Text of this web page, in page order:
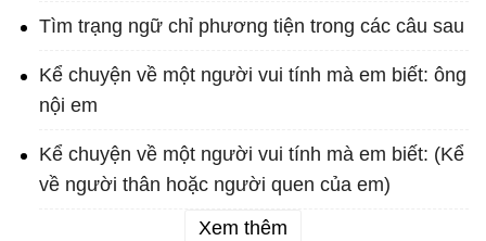
Tìm trạng ngữ chỉ phương tiện trong các câu sau
Kể chuyện về một người vui tính mà em biết: ông
nội em
Kể chuyện về một người vui tính mà em biết: (Kể
về người thân hoặc người quen của em)
Xem thêm